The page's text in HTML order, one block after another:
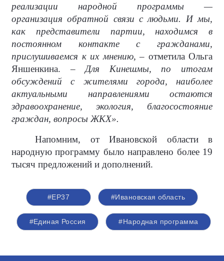
реализации народной программы —
организация обратной связи с людьми. И мы,
как представители партии, находимся в
постоянном контакте с гражданами,
прислушиваемся к их мнению, – отметила Ольга
Яншенкина.– Для Кинешмы, по итогам
обсуждений с жителями города, наиболее
актуальными направлениями остаются
здравоохранение, экология, благосостояние
граждан, вопросы ЖКХ».
Напомним, от Ивановской области в
народную программу было направлено более 19
тысяч предложений и дополнений.
#ЕР37 #Ивановская область
#Единая Россия #Народная программа